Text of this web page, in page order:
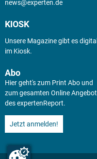
news@experten.de
KIOSK
Unsere Magazine gibt es digital
im Kiosk.
Abo
Hier geht's zum Print Abo und
zum gesamten Online Angebot
des expertenReport.
Jetzt anmelden!